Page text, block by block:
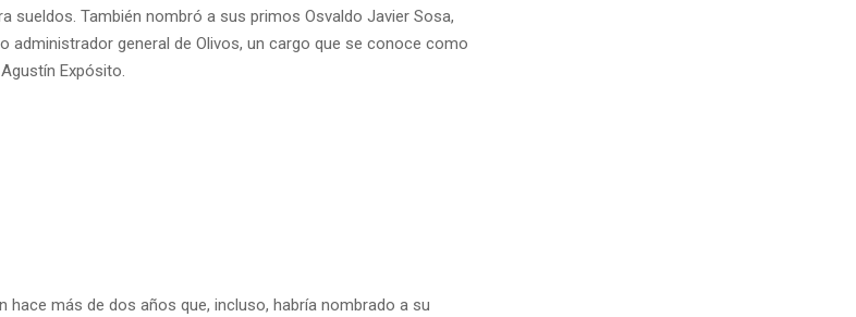
sueldos. También nombró a sus primos Osvaldo Javier Sosa,
administrador general de Olivos, un cargo que se conoce como
Expósito.
hace más de dos años que, incluso, habría nombrado a su